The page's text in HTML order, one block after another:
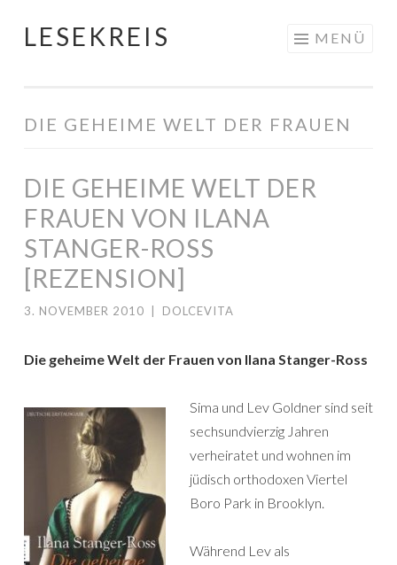
Springe
LESEKREIS MENÜ
DIE GEHEIME WELT DER FRAUEN
DIE GEHEIME WELT DER
FRAUEN VON ILANA
STANGER-ROSS
[REZENSION]
3. NOVEMBER 2010 DOLCEVITA
Die geheime Welt der Frauen von Ilana Stanger-Ross
Sima und Lev Goldner sind seit
sechsundvierzig Jahren
verheiratet und wohnen im
jüdisch orthodoxen Viertel
Boro Park in Brooklyn.
Während Lev als